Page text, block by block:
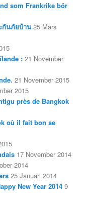
som Frankrike bör
กันภัยบ้าน 25 Mars
: 21 November
21 November 2015
2015
près de Bangkok
où il fait bon se
17 November 2014
2014
25 Januari 2014
New Year 2014 9